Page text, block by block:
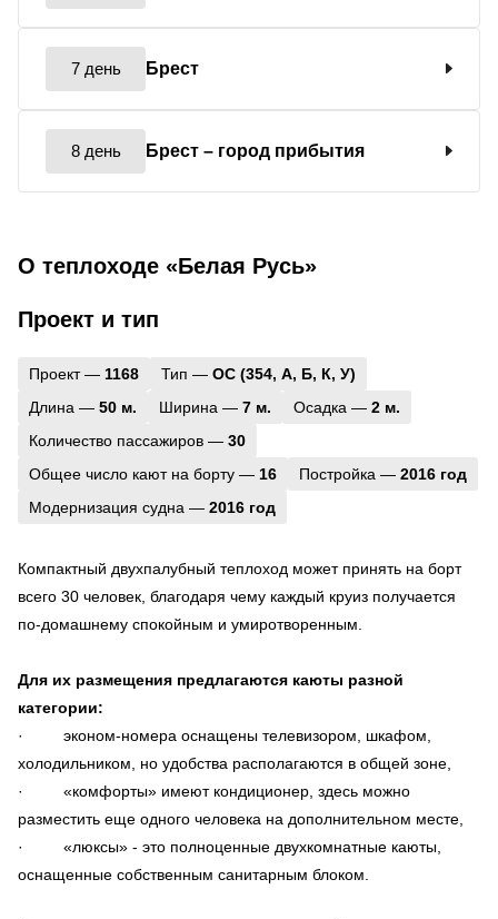
7 день Брест
8 день Брест – город прибытия
О теплоходе «Белая Русь»
Проект и тип
Проект — 1168 Тип — ОС (354, А, Б, К, У)
Длина — 50 м. Ширина — 7 м. Осадка — 2 м.
Количество пассажиров — 30
Общее число кают на борту — 16 Постройка — 2016 год
Модернизация судна — 2016 год
Компактный двухпалубный теплоход может принять на борт
всего 30 человек, благодаря чему каждый круиз получается
по-домашнему спокойным и умиротворенным.
Для их размещения предлагаются каюты разной
категории:
· эконом-номера оснащены телевизором, шкафом,
холодильником, но удобства располагаются в общей зоне,
· «комфорты» имеют кондиционер, здесь можно
разместить еще одного человека на дополнительном месте,
· «люксы» - это полноценные двухкомнатные каюты,
оснащенные собственным санитарным блоком.